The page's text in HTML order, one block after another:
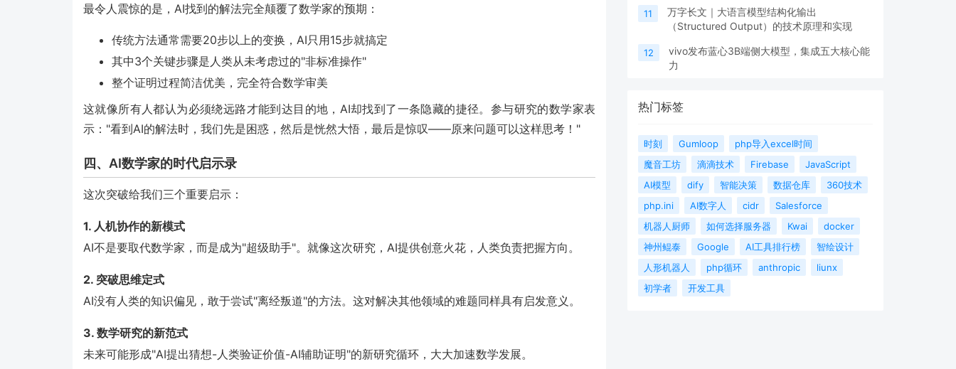
最令人震惊的是，AI找到的解法完全颠覆了数学家的预期：
传统方法通常需要20步以上的变换，AI只用15步就搞定
其中3个关键步骤是人类从未考虑过的"非标准操作"
整个证明过程简洁优美，完全符合数学审美
这就像所有人都认为必须绕远路才能到达目的地，AI却找到了一条隐藏的捷径。参与研究的数学家表
示："看到AI的解法时，我们先是困惑，然后是恍然大悟，最后是惊叹——原来问题可以这样思考！"
四、AI数学家的时代启示录
这次突破给我们三个重要启示：
1. 人机协作的新模式
AI不是要取代数学家，而是成为"超级助手"。就像这次研究，AI提供创意火花，人类负责把握方向。
2. 突破思维定式
AI没有人类的知识偏见，敢于尝试"离经叛道"的方法。这对解决其他领域的难题同样具有启发意义。
3. 数学研究的新范式
未来可能形成"AI提出猜想-人类验证价值-AI辅助证明"的新研究循环，大大加速数学发展。
11
万字长文｜大语言模型结构化输出
（Structured Output）的技术原理和实现
12
vivo发布蓝心3B端侧大模型，集成五大核心能
力
热门标签
时刻 Gumloop
php导入excel时间
魔音工坊
滴滴技术 Firebase
JavaScript
AI模型
dify 智能决策 数据仓库
360技术
php.ini
AI数字人 cidr
Salesforce
机器人厨师
如何选择服务器 Kwai
docker
神州鲲泰
Google AI工具排行榜
智绘设计
人形机器人
php循环 anthropic
liunx
初学者
开发工具